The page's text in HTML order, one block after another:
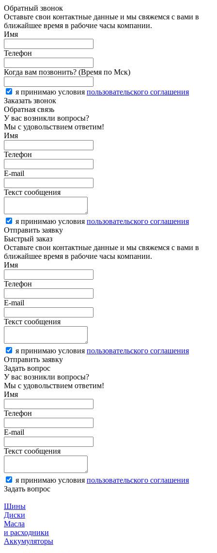
Обратный звонок
Оставьте свои контактные данные и мы свяжемся с вами в
ближайшее время в рабочие часы компании.
Имя
Телефон
Когда вам позвонить? (Время по Мск)
я принимаю условия пользовательского соглашения
Заказать звонок
Обратная связь
У вас возникли вопросы?
Мы с удовольствием ответим!
Имя
Телефон
E-mail
Текст сообщения
я принимаю условия пользовательского соглашения
Отправить заявку
Быстрый заказ
Оставьте свои контактные данные и мы свяжемся с вами в
ближайшее время в рабочие часы компании.
Имя
Телефон
E-mail
Текст сообщения
я принимаю условия пользовательского соглашения
Отправить заявку
Задать вопрос
У вас возникли вопросы?
Мы с удовольствием ответим!
Имя
Телефон
E-mail
Текст сообщения
я принимаю условия пользовательского соглашения
Задать вопрос
Шины
Диски
Масла
и расходники
Аккумуляторы